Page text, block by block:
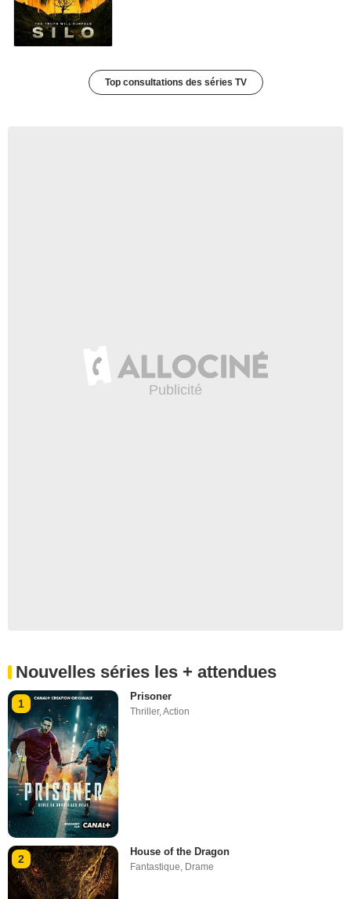
Top consultations des séries TV
Nouvelles séries les + attendues
1
Prisoner
Thriller,Action
2
House of the Dragon
Fantastique, Drame